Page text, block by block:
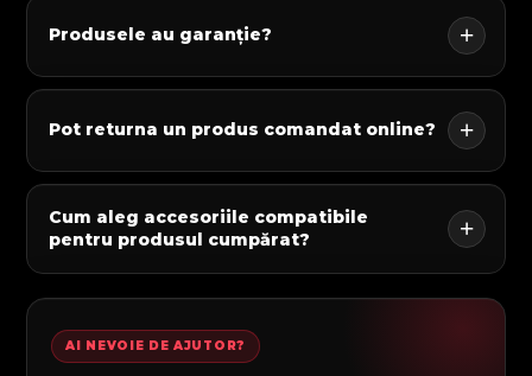
Produsele au garanție?
Pot returna un produs comandat online?
Cum aleg accesoriile compatibile
pentru produsul cumpărat?
AI NEVOIE DE AJUTOR?